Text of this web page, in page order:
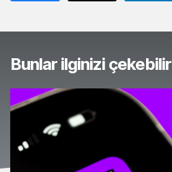
Bunlar ilginizi çekebilir